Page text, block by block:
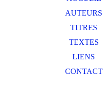
AUTEURS
TITRES
TEXTES
LIENS
CONTACT